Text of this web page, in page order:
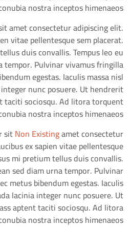
nostra inceptos himenaeos.
amet consectetur adipiscing elit.
vitae pellentesque sem placerat.
duis convallis. Tempus leo eu
tempor. Pulvinar vivamus fringilla
egestas. Iaculis massa nisl
nunc posuere. Ut hendrerit
taciti sociosqu. Ad litora torquent
nostra inceptos himenaeos.
sitNon Existingamet consectetur
ex sapien vitae pellentesque
mi pretium tellus duis convallis.
sed diam urna tempor. Pulvinar
metus bibendum egestas. Iaculis
lacinia integer nunc posuere. Ut
aptent taciti sociosqu. Ad litora
nostra inceptos himenaeos.